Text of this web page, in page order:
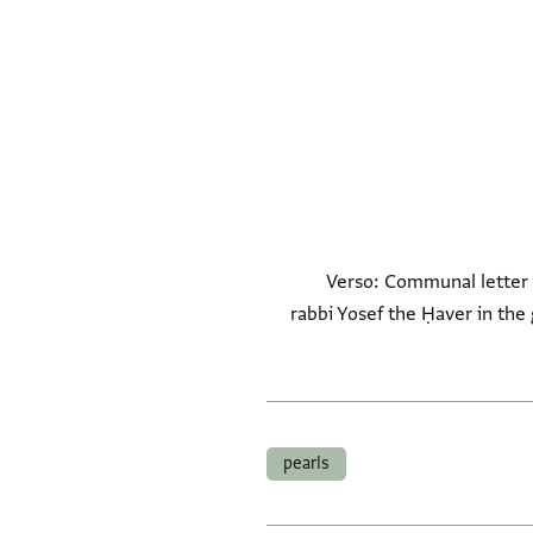
Verso: Communal
rabbi Yosef the Ḥaver in
pearls